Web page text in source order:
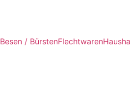
Besen / BürstenFlechtwaren